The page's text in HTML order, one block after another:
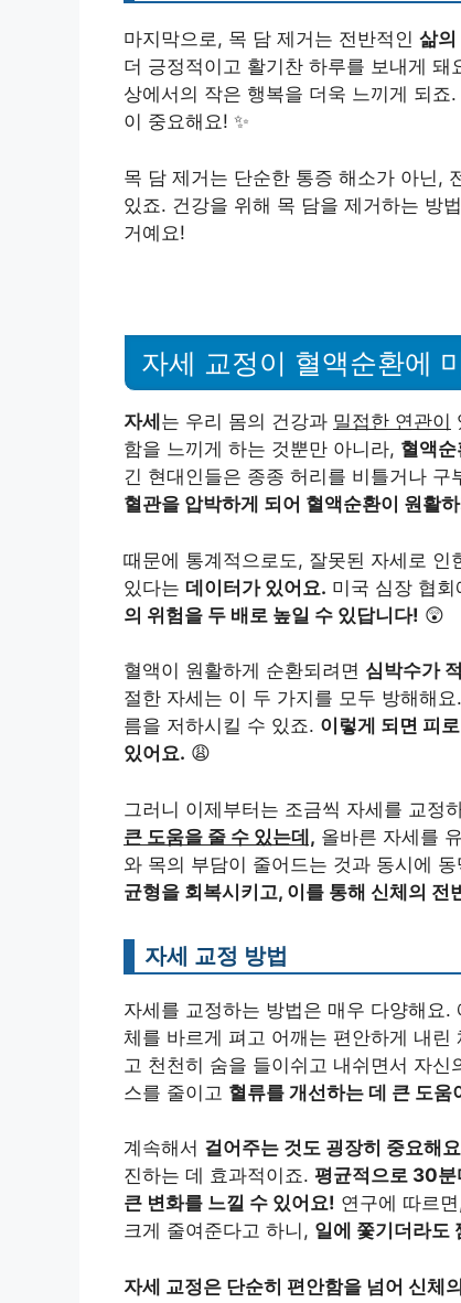
마지막으로, 목 담 제거는 전반적인 삶의
더 긍정적이고 활기찬 하루를 보내게 돼
상에서의 작은 행복을 더욱 느끼게 되
이 중요해요! ✨
목 담 제거는 단순한 통증 해소가 아닌,
있죠. 건강을 위해 목 담을 제거하는 방
거예요!
자세 교정이 혈액순환에
자세 는 우리 몸의 건강과 밀접한 연관이
함을 느끼게 하는 것뿐만 아니라, 혈액
긴 현대인들은 종종 허리를 비틀거나
혈관을 압박하게 되어 혈액순환이 원활
때문에 통계적으로도, 잘못된 자세로
있다는 데이터가 있어요. 미국 심장 협회
의 위험을 두 배로 높일 수 있답니다! 😲
혈액이 원활하게 순환되려면 심박수가
절한 자세는 이 두 가지를 모두 방해해
름을 저하시킬 수 있죠. 이렇게 되면 피
있어요. 😩
그러니 이제부터는 조금씩 자세를 교정
큰 도움을 줄 수 있는데, 올바른 자세를
와 목의 부담이 줄어드는 것과 동시에
균형을 회복시키고, 이를 통해 신체의
자세 교정 방법
자세를 교정하는 방법은 매우 다양해요
체를 바르게 펴고 어깨는 편안하게 내린
고 천천히 숨을 들이쉬고 내쉬면서 자
스를 줄이고 혈류를 개선하는 데 큰 도움
계속해서 걸어주는 것도 굉장히 중요해
진하는 데 효과적이죠. 평균적으로 30분
큰 변화를 느낄 수 있어요! 연구에 따르
크게 줄여준다고 하니, 일에 쫓기더라도
자세 교정은 단순히 편안함을 넘어 신체